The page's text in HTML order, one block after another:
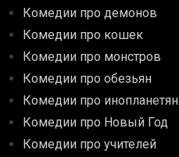
Комедии про демонов
Комедии про кошек
Комедии про монстров
Комедии про обезьян
Комедии про инопланетян
Комедии про Новый Год
Комедии про учителей